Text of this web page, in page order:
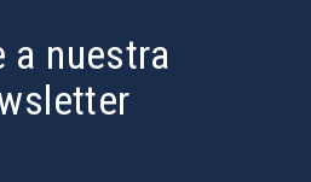
a nuestra